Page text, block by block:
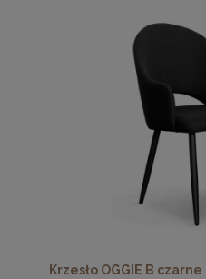
Krzesło OGGIE B